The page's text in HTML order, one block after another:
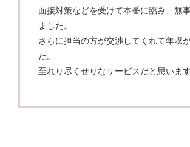
面接対策などを受けて本番に臨み、無
ました。
さらに担当の方が交渉してくれて年収
た。
至れり尽くせりなサービスだと思います